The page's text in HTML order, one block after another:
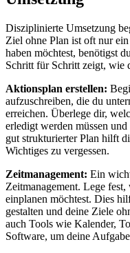
Disziplinierte Umsetzung
Ziel ohne Plan ist oft nur
haben möchtest, benötigst
Schritt für Schritt zeigt, wie
Aktionsplan erstellen:
aufzuschreiben, die du
erreichen. Überlege dir,
erledigt werden müssen
gut strukturierter Plan hilft
Wichtiges zu vergessen.
Zeitmanagement: Ein
Zeitmanagement. Lege
einplanen möchtest. Dies
gestalten und deine Ziele
auch Tools wie Kalender,
Software, um deine